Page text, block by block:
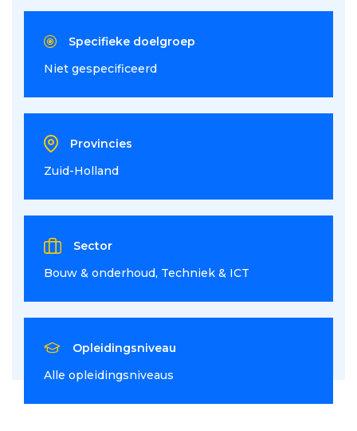
Specifieke doelgroep
Niet gespecificeerd
Provincies
Zuid-Holland
Sector
Bouw & onderhoud Techniek & ICT
Opleidingsniveau
Alle opleidingsniveaus